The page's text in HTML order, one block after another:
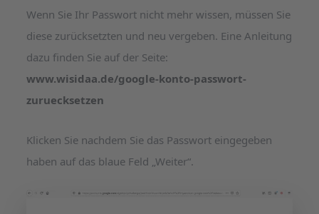
Wenn Sie Ihr Passwort nicht mehr wissen, müssen Sie
diese zurücksetzten und neu vergeben. Eine Anleitung
dazu finden Sie auf der Seite:
www.wisidaa.de/google-konto-passwort-
zuruecksetzen
Klicken Sie nachdem Sie das Passwort eingegeben
haben auf das blaue Feld „Weiter“.